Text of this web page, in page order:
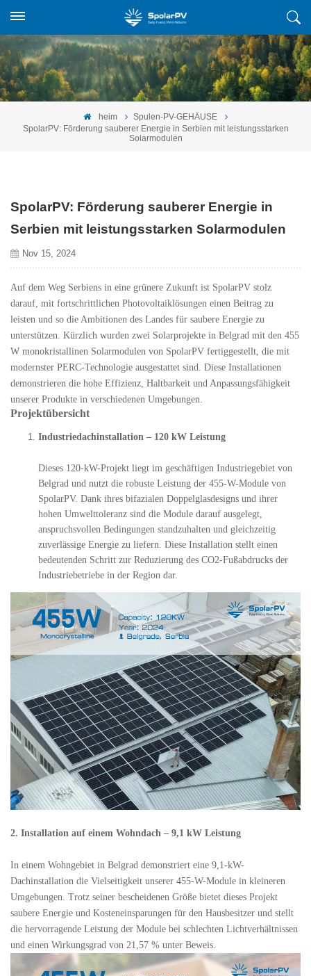
heim
Spulen-PV-GEHÄUSE
SpolarPV: Förderung sauberer Energie in Serbien mit leistungsstarken
Solarmodulen
SpolarPV: Förderung sauberer Energie in
Serbien mit leistungsstarken Solarmodulen
Nov 15, 2024
Auf dem Weg Serbiens in eine grünere Zukunft ist SpolarPV stolz
darauf, mit fortschrittlichen Photovoltaiklösungen einen Beitrag zu
leisten und so die Ambitionen des Landes für saubere Energie zu
unterstützen. Kürzlich wurden zwei Solarprojekte in Belgrad mit den 455
W monokristallinen Solarmodulen von SpolarPV fertiggestellt, die mit
modernster PERC-Technologie ausgestattet sind. Diese Installationen
demonstrieren die hohe Effizienz, Haltbarkeit und Anpassungsfähigkeit
unserer Produkte in verschiedenen Umgebungen.
Projektübersicht
Industriedachinstallation – 120 kW Leistung
Dieses 120-kW-Projekt liegt im geschäftigen Industriegebiet von
Belgrad und nutzt die robuste Leistung der 455-W-Module von
SpolarPV. Dank ihres bifazialen Doppelglasdesigns und ihrer
hohen Umwelttoleranz sind die Module darauf ausgelegt,
anspruchsvollen Bedingungen standzuhalten und gleichzeitig
zuverlässige Energie zu liefern. Diese Installation stellt einen
bedeutenden Schritt zur Reduzierung des CO2-Fußabdrucks der
Industriebetriebe in der Region dar.
2. Installation auf einem Wohndach – 9,1 kW Leistung
In einem Wohngebiet in Belgrad demonstriert eine 9,1-kW-
Dachinstallation die Vielseitigkeit unserer 455-W-Module in kleineren
Umgebungen. Trotz seiner bescheidenen Größe bietet dieses Projekt
saubere Energie und Kosteneinsparungen für den Hausbesitzer und stellt
die hervorragende Leistung der Module bei schlechten Lichtverhältnissen
und einen Wirkungsgrad von 21,57 % unter Beweis.